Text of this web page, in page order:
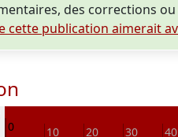
des corrections
cette publication aimerait
0 10 20 30 40